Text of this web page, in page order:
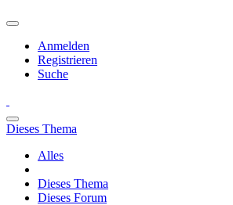
Anmelden
Registrieren
Suche
Dieses Thema
Alles
Dieses Thema
Dieses Forum